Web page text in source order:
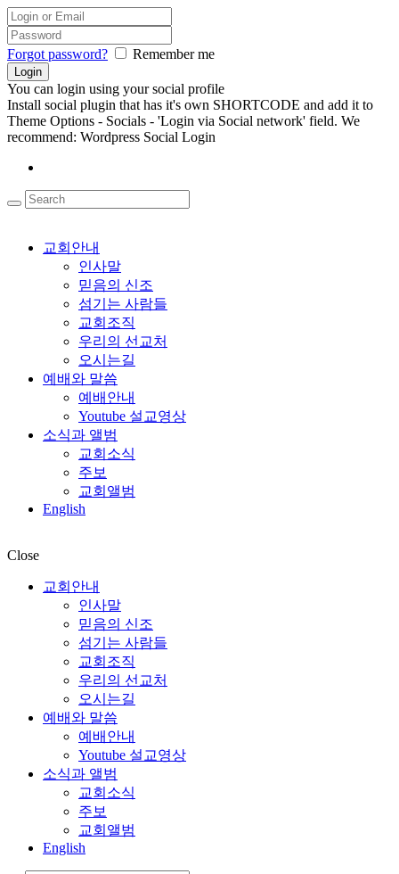
Forgot password? Remember me
You can login using your social profile
Install social plugin that has it's own SHORTCODE and add it to
Theme Options - Socials - 'Login via Social network' field. We
recommend: Wordpress Social Login
교회안내
인사말
믿음의 신조
섬기는 사람들
교회조직
우리의 선교처
오시는길
예배와 말씀
예배안내
Youtube 설교영상
소식과 앨범
교회소식
주보
교회앨범
English
Close
교회안내
인사말
믿음의 신조
섬기는 사람들
교회조직
우리의 선교처
오시는길
예배와 말씀
예배안내
Youtube 설교영상
소식과 앨범
교회소식
주보
교회앨범
English